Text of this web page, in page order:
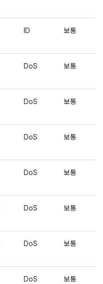
ID 보통
DoS 보통
DoS 보통
DoS 보통
DoS 보통
DoS 보통
DoS 보통
DoS 보통